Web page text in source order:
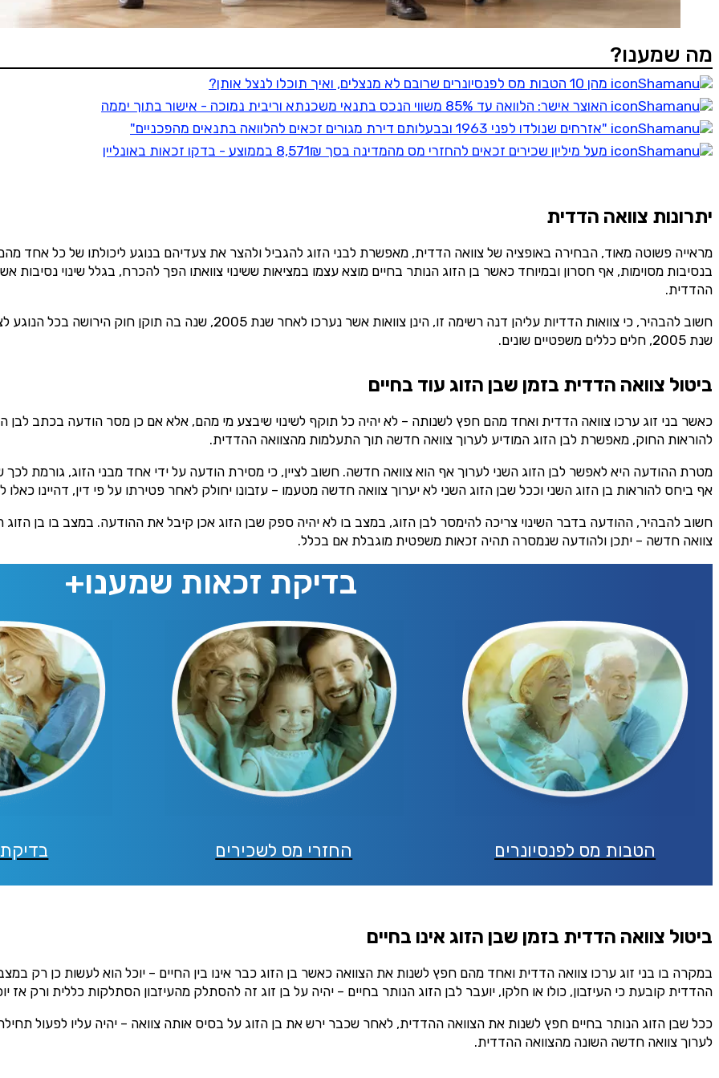
מה שמענו?
מהן 10 הטבות מס לפנסיונרים שרובם לא מנצלים, ואיך תוכלו לנצל אותן?
האוצר אישר: הלוואה עד 85% משווי הנכס בתנאי משכנתא וריבית נמוכה - אישור בתוך יממה
"אזרחים שנולדו לפני 1963 ובבעלותם דירת מגורים זכאים להלוואה בתנאים מהפכניים"
מעל מיליון שכירים זכאים להחזרי מס מהמדינה בסך 8,571₪ בממוצע - בדקו זכאות באונליין
יתרונות צוואה הדדית
מראייה פשוטה מאוד, הבחירה באופציה של צוואה הדדית, מאפשרת לבני הזוג להגביל ולהצר את צעדיהם בנוגע ליכולתו של כל אחד מהם
בנסיבות מסוימות, אף חסרון ובמיוחד כאשר בן הזוג הנותר בחיים מוצא עצמו במציאות ששינוי צוואתו הפך להכרח, בגלל שינוי
ההדדית.
חשוב להבהיר, כי צוואות הדדיות עליהן דנה רשימה זו, הינן צוואות אשר
שנת 2005, חלים כללים משפטיים שונים.
ביטול צוואה הדדית בזמן שבן הזוג עוד בחיים
כאשר בני זוג ערכו צוואה הדדית ואחד מהם חפץ לשנותה – לא יהיה כל תוקף לשינוי שיבצע מי מהם, אלא אם כן מסר הודעה בכתב לבן
להוראות החוק, מאפשרת לבן הזוג המודיע לערוך צוואה חדשה תוך התעלמות מהצוואה ההדדית.
מטרת ההודעה היא לאפשר לבן הזוג השני לערוך אף הוא צוואה חדשה. חשוב לציין, כי מסירת הודעה על ידי אחד מבני הזוג, גורמת
אף ביחס להוראות בן הזוג השני וככל שבן הזוג השני לא יערוך צוואה חדשה מטעמו – עזבונו יחולק לאחר פטירתו על פי דין, דהיינו כאלו
חשוב להבהיר, ההודעה בדבר השינוי צריכה להימסר לבן הזוג, במצב בו לא יהיה ספק שבן הזוג אכן קיבל את ההודעה. במצב בו בן הזוג
צוואה חדשה – יתכן ולהודעה שנמסרה תהיה זכאות משפטית מוגבלת אם בכלל.
בדיקת זכאות שמענו+
הטבות מס לפנסיונרים החזרי מס לשכירים
ביטול צוואה הדדית בזמן שבן הזוג אינו בחיים
במקרה בו בני זוג ערכו צוואה הדדית ואחד מהם חפץ לשנות את הצוואה כאשר בן הזוג כבר אינו בין החיים – יוכל הוא לעשות כן רק
ההדדית קובעת כי העיזבון, כולו או חלקו, יועבר לבן הזוג הנותר בחיים – יהיה על בן זוג זה להסתלק מהעיזבון הסתלקות כללית ורק
ככל שבן הזוג הנותר בחיים חפץ לשנות את הצוואה ההדדית, לאחר שכבר ירש את בן הזוג על בסיס אותה צוואה – יהיה עליו לפעול
לערוך צוואה חדשה השונה מהצוואה ההדדית.
אני מסכימ/ה לקבלת תוכן, דברי פרסומת או עדכונים מהחברה או מצדדים שלישיים
תנאי שימוש
בנוגע לתוכניות ביטוח או מוצרים פנסיוניים
מסכימ/ה לקבלת תוכן, דברי פרסומת או עדכונים מהחברה באמצעות דוא"ל,
SMS או טלפון
קבל הצעה למימוש זכויות